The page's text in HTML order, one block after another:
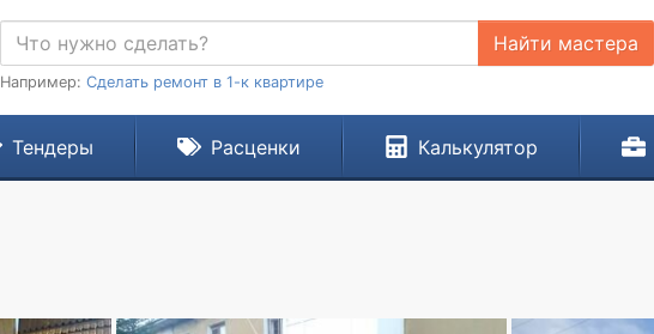
Найти мастера
Например: Сделать ремонт в 1-к квартире
Тендеры Расценки Калькулятор